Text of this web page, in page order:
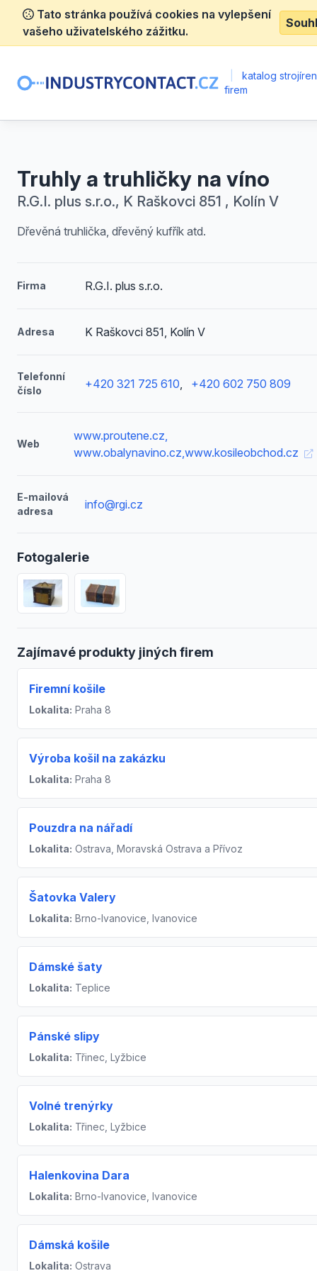
Tato stránka používá cookies na vylepšení
vašeho uživatelského zážitku.
katalog
firem
Truhly a truhličky na víno
R.G.I. plus s.r.o., K Raškovci 851 , Kolín V
Dřevěná truhlička, dřevěný kufřík atd.
Firma R.G.I. plus s.r.o.
Adresa K Raškovci 851, Kolín V
Telefonní
číslo
+420 321 725 610, +420 602 750 809
Web
www.proutene.cz,
www.obalynavino.cz,www.kosileobchod.cz
E-mailová
adresa
info@rgi.cz
Fotogalerie
Zajímavé produkty jiných firem
Firemní košile
Lokalita: Praha 8
Výroba košil na zakázku
Lokalita: Praha 8
Pouzdra na nářadí
Lokalita: Ostrava, Moravská Ostrava a Přívoz
Šatovka Valery
Lokalita: Brno-Ivanovice, Ivanovice
Dámské šaty
Lokalita: Teplice
Pánské slipy
Lokalita: Třinec, Lyžbice
Volné trenýrky
Lokalita: Třinec, Lyžbice
Halenkovina Dara
Lokalita: Brno-Ivanovice, Ivanovice
Dámská košile
Lokalita: Ostrava